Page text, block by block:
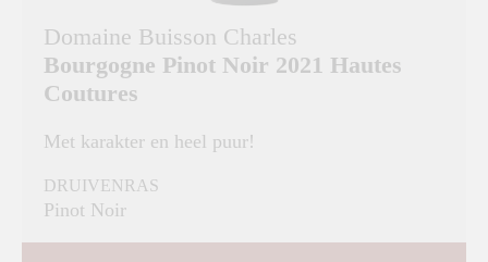
Domaine Buisson Charles
Bourgogne Pinot Noir 2021 Hautes
Coutures
Met karakter en heel puur!
DRUIVENRAS
Pinot Noir